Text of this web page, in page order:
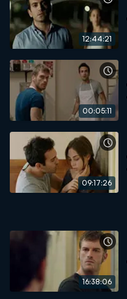
12:44:21
00:05:11
09:17:26
16:38:06